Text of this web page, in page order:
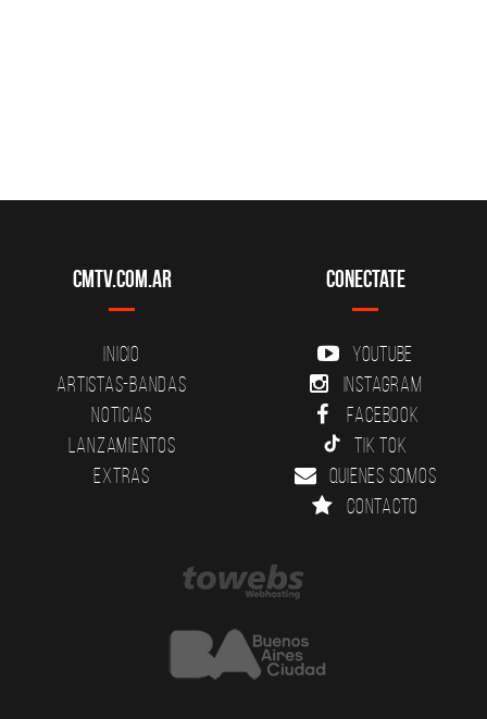
CMTV.com.ar
Inicio
Artistas-Bandas
Noticias
Lanzamientos
Extras
Conectate
YouTube
Instagram
Facebook
Tik Tok
Quienes somos
Contacto